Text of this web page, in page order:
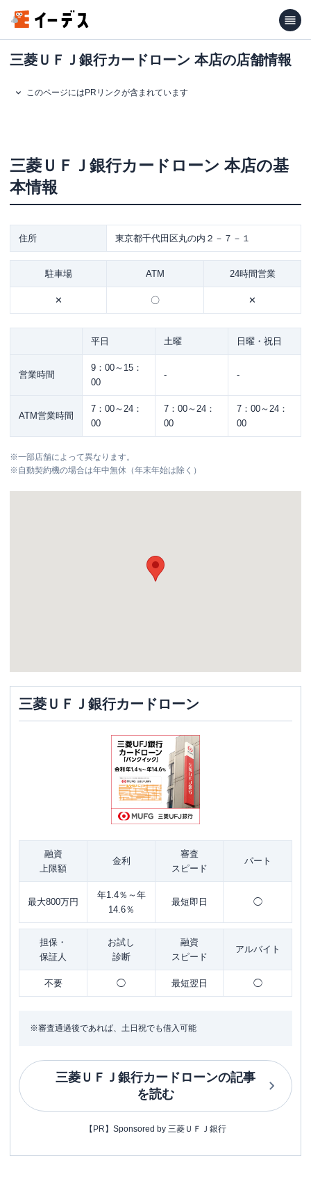
三菱ＵＦＪ銀行カードローン 本店の店舗情報
このページにはPRリンクが含まれています
三菱ＵＦＪ銀行カードローン 本店の基
本情報
住所 東京都千代田区丸の内２－７－１
駐車場 ATM 24時間営業
✕ 〇 ✕
平日 土曜 日曜・祝日
営業時間
9：00～15：
00
- -
ATM営業時間
7：00～24：
00
7：00～24：
00
7：00～24：
00
※一部店舗によって異なります。
※自動契約機の場合は年中無休（年末年始は除く）
三菱ＵＦＪ銀行カードローン
融資
上限額
金利
審査
スピード
パート
最大800万円
年1.4％～年
14.6％
最短即日 ◯
担保・
保証人
お試し
診断
融資
スピード
アルバイト
不要 ◯ 最短翌日 ◯
※審査通過後であれば、土日祝でも借入可能
三菱ＵＦＪ銀行カードローンの記事
を読む
【PR】Sponsored by 三菱ＵＦＪ銀行